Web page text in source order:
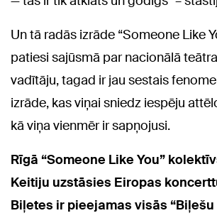
Un tā radās izrāde “Someone Like
patiesi sajūsmā par nacionālā
vadītāju, tagad ir jau sestais
izrāde, kas viņai sniedz iespēju
kā viņa vienmēr ir sapņojusi.
Rīgā “Someone Like You”
Keitiju uzstāsies Eiropas
Biļetes ir pieejamas visās “Biļešu